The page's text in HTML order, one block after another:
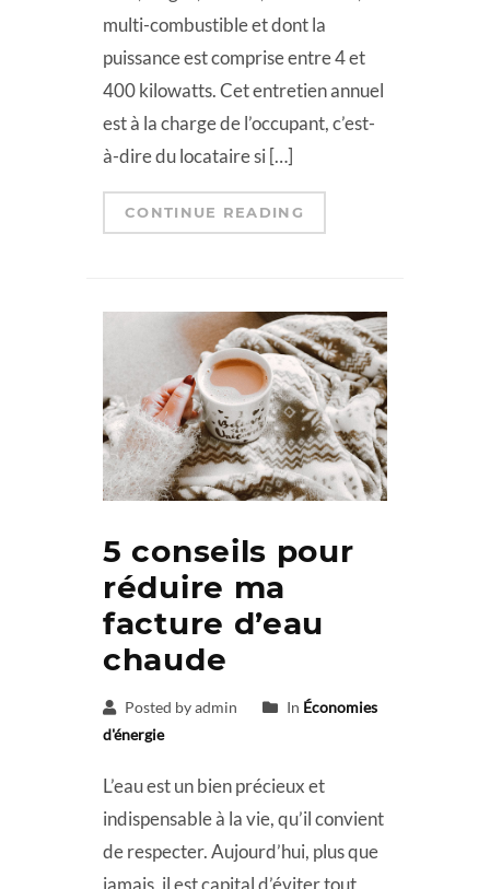
multi-combustible et dont la
puissance est comprise entre 4 et
400 kilowatts. Cet entretien annuel
est à la charge de l’occupant, c’est-
à-dire du locataire si […]
CONTINUE READING
5 conseils pour
réduire ma
facture d’eau
chaude
Posted by admin In Économies
d'énergie
L’eau est un bien précieux et
indispensable à la vie, qu’il convient
de respecter. Aujourd’hui, plus que
jamais, il est capital d’éviter tout